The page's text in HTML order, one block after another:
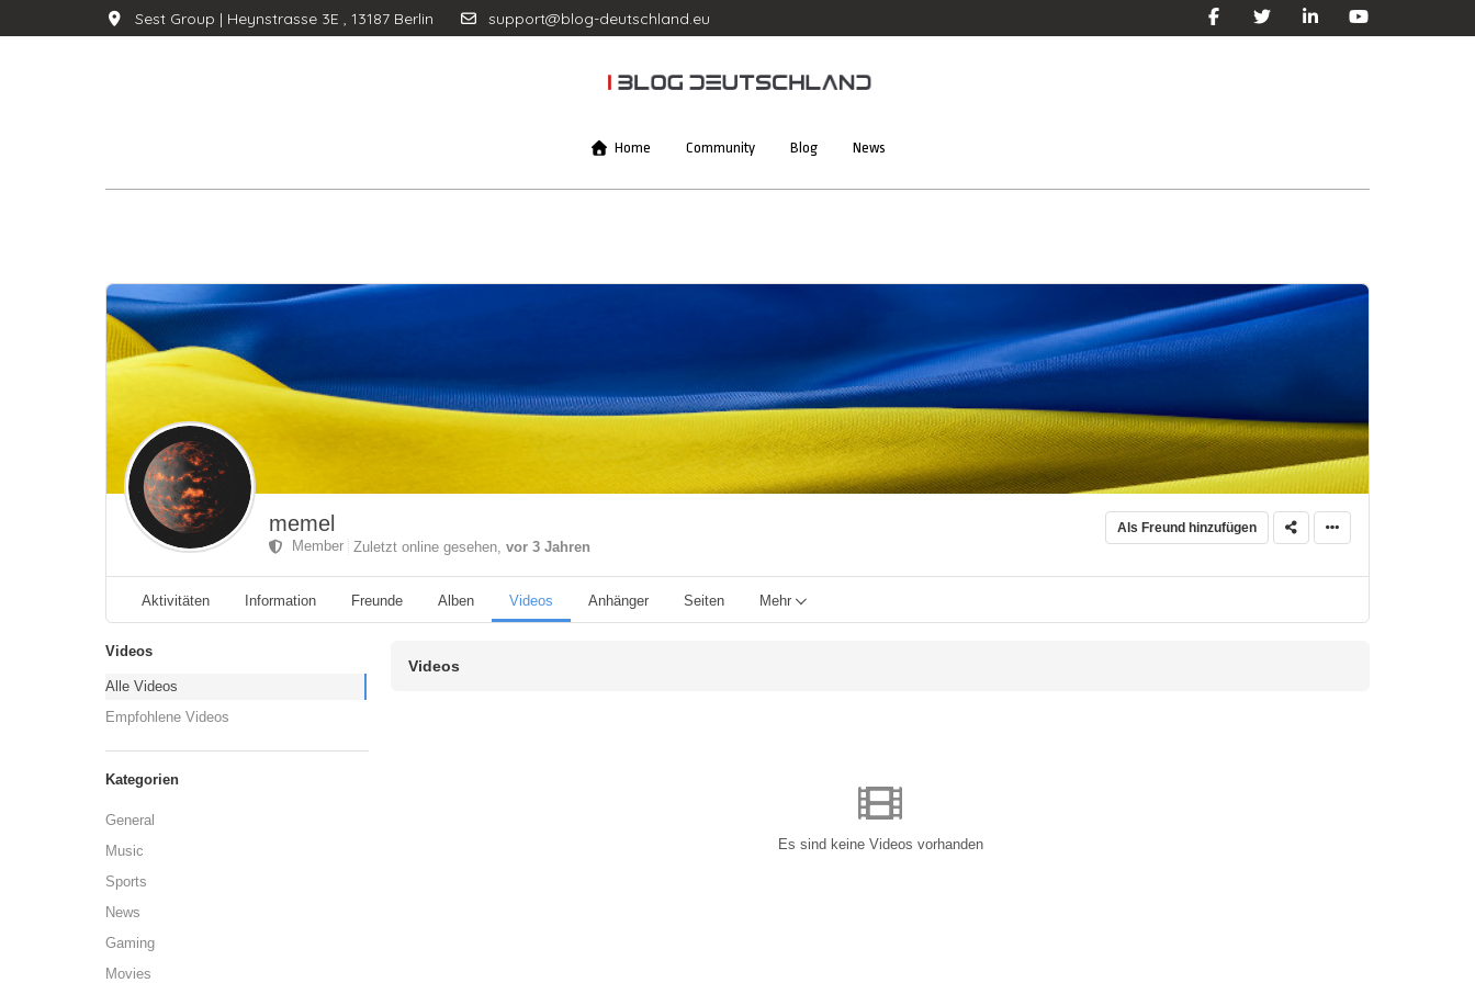
Sest Group | Heynstrasse 3E , 13187 Berlin support@blog-deutschland.eu
Home Community Blog News
memel
Member Zuletzt online gesehen, vor 3 Jahren
Als Freund hinzufügen
Aktivitäten Information Freunde Alben Videos Anhänger Seiten Mehr
Videos
Alle Videos
Empfohlene Videos
Kategorien
General
Music
Sports
News
Gaming
Movies
Videos
Es sind keine Videos vorhanden